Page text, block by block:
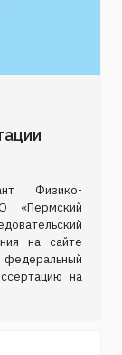
Физико-
«Пермский
на сайте
на